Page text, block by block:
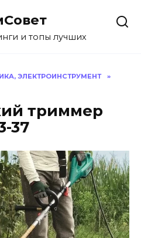
и топы лучших
ЭЛЕКТРОИНСТРУМЕНТ
»
триммер
37